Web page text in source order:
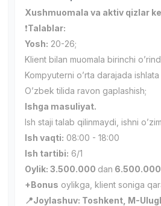
Xushmuomala va aktiv qizlar
❗️Talablar:
Yosh: 20-26;
Klient bilan muomala birinchi
Kompyuterni o’rta darajada ishlata
O’zbek tilida ravon gaplashish;
Ishga masuliyat.
Ish staji talab qilinmaydi, ishni
Ish vaqti: 08:00 - 18:00
Ish tartibi: 6/1
Oylik: 3.500.000 dan 6.500.000
+Bonus oylikga, klient soniga
📍Joylashuv: Toshkent, M-